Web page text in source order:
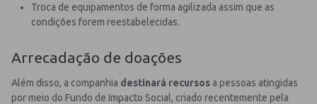
Troca de equipamentos de forma agilizada assim que as
condições forem reestabelecidas.
Arrecadação de doações
Além disso, a companhia destinará recursos a pessoas atingidas
por meio do Fundo de Impacto Social, criado recentemente pela